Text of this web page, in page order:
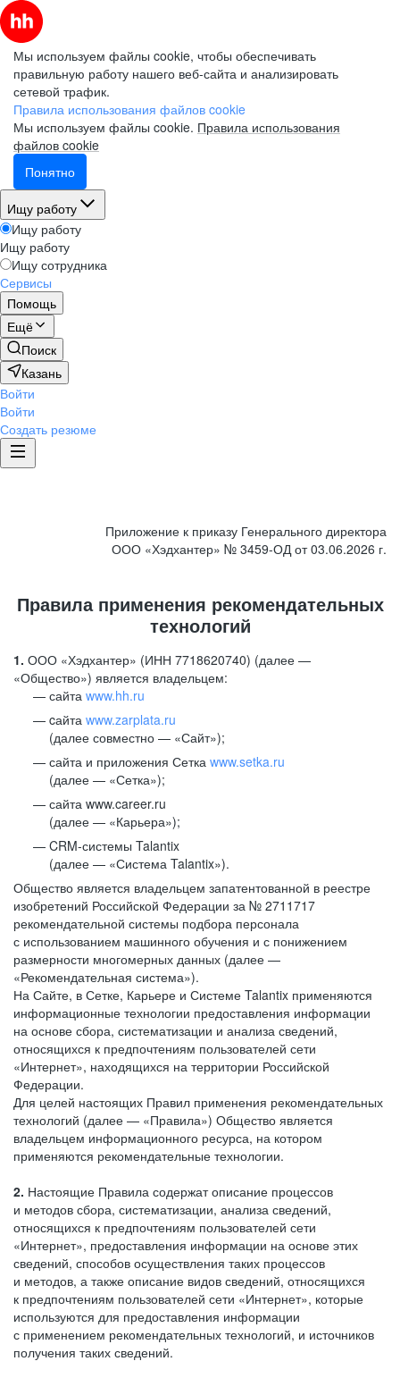
Мы используем файлы cookie, чтобы обеспечивать
правильную работу нашего веб-сайта и анализировать
сетевой трафик.
Правила использования файлов cookie
Мы используем файлы cookie. Правила использования
файлов cookie
Понятно
Ищу работу
Ищу работу
Ищу работу
Ищу сотрудника
Сервисы
Помощь
Ещё
Поиск
Казань
Войти
Войти
Создать резюме
Приложение к приказу Генерального директора
ООО «Хэдхантер» № 3459-ОД от 03.06.2026 г.
Правила применения рекомендательных
технологий
1. ООО «Хэдхантер» (ИНН 7718620740) (далее —
«Общество») является владельцем:
сайта www.hh.ru
cайта www.zarplata.ru
(далее совместно — «Сайт»);
сайта и приложения Сетка www.setka.ru
(далее — «Сетка»);
сайта www.career.ru
(далее — «Карьера»);
CRM-системы Talantix
(далее — «Система Talantix»).
Общество является владельцем запатентованной в реестре
изобретений Российской Федерации за № 2711717
рекомендательной системы подбора персонала
с использованием машинного обучения и с понижением
размерности многомерных данных (далее —
«Рекомендательная система»).
На Сайте, в Сетке, Карьере и Системе Talantix применяются
информационные технологии предоставления информации
на основе сбора, систематизации и анализа сведений,
относящихся к предпочтениям пользователей сети
«Интернет», находящихся на территории Российской
Федерации.
Для целей настоящих Правил применения рекомендательных
технологий (далее — «Правила») Общество является
владельцем информационного ресурса, на котором
применяются рекомендательные технологии.
2. Настоящие Правила содержат описание процессов
и методов сбора, систематизации, анализа сведений,
относящихся к предпочтениям пользователей сети
«Интернет», предоставления информации на основе этих
сведений, способов осуществления таких процессов
и методов, а также описание видов сведений, относящихся
к предпочтениям пользователей сети «Интернет», которые
используются для предоставления информации
с применением рекомендательных технологий, и источников
получения таких сведений.